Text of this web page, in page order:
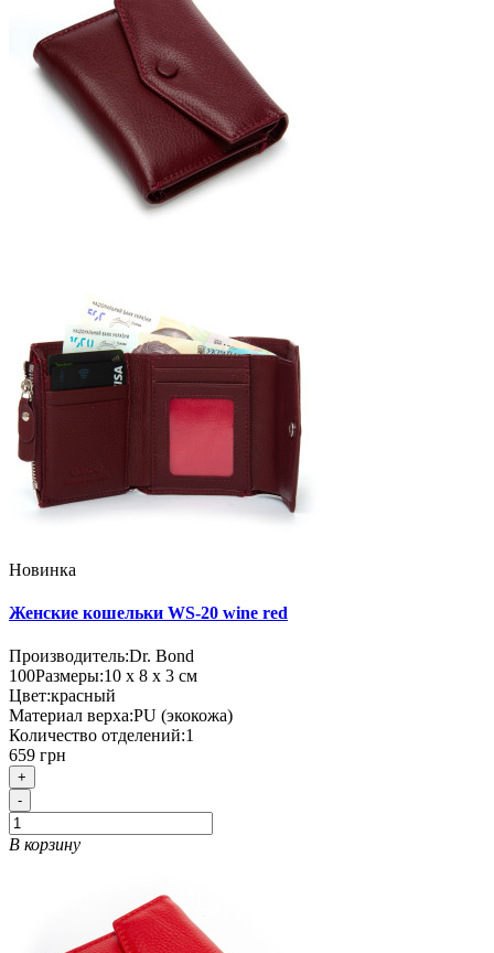
Новинка
Женские кошельки WS-20 wine red
Производитель:Dr. Bond
100Размеры:10 х 8 х 3 см
Цвет:красный
Материал верха:PU (экокожа)
Количество отделений:1
659 грн
+
-
В корзину